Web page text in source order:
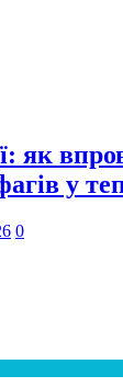
як
у
0